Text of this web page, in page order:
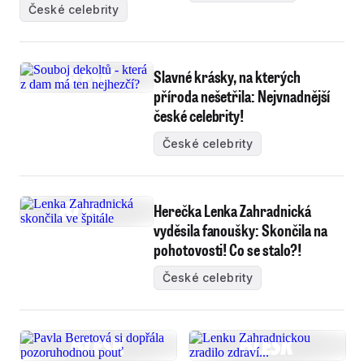
České celebrity
Slavné krásky, na kterých
příroda nešetřila: Nejvnadnější
české celebrity!
České celebrity
Herečka Lenka Zahradnická
vyděsila fanoušky: Skončila na
pohotovosti! Co se stalo?!
České celebrity